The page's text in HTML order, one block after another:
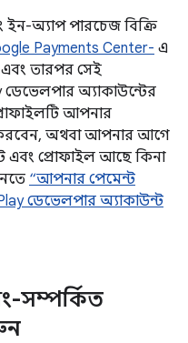
অ্যাপ পারচেজ বিক্রি
Payments Center- এ
তারপর সেই
অ্যাকাউন্টের
আপনার
করবেন, অথবা আপনার আগে
এবং প্রোফাইল আছে কিনা
“আপনার পেমেন্ট
ডেভেলপার অ্যাকাউন্ট
সম্পর্কিত